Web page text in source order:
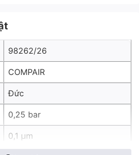
98262/26
COMPAIR
Đức
0,25 bar
0,1 μm